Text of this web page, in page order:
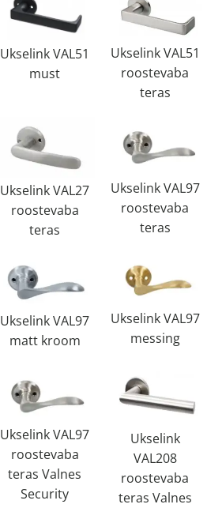
Ukselink VAL51
must
Ukselink VAL51
roostevaba
teras
Ukselink VAL27
roostevaba
teras
Ukselink VAL97
roostevaba
teras
Ukselink VAL97
matt kroom
Ukselink VAL97
messing
Ukselink VAL97
roostevaba
teras Valnes
Security
Ukselink
VAL208
roostevaba
teras Valnes